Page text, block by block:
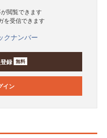
閲覧できます
を受信できます
クナンバー
録 無料
イン